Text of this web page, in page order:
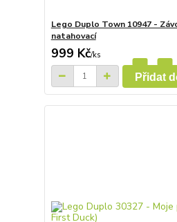
Lego Duplo Town 10947 -
natahovací
999 Kč/ks
Přidat